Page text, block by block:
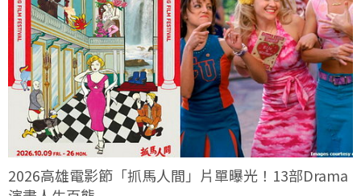
2026高雄電影節「抓馬人間」片單曝光！13部Drama